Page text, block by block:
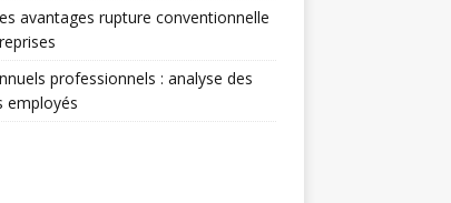
avantages rupture conventionnelle
professionnels : analyse des
employés